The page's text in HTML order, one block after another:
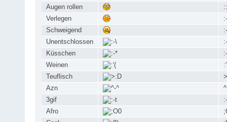
Augen rollen
Verlegen
Schweigend
Unentschlossen
Küsschen
Weinen
Teuflisch
Azn
3gif
Afro